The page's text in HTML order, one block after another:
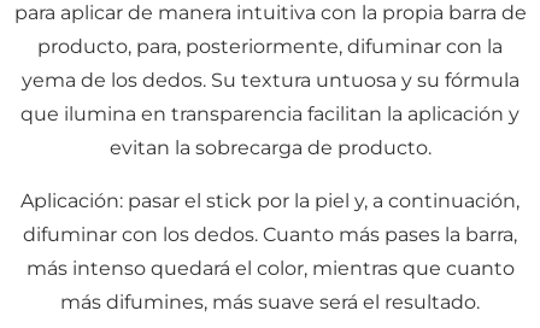
para aplicar de manera intuitiva con la propia barra de
producto, para, posteriormente, difuminar con la
yema de los dedos. Su textura untuosa y su fórmula
que ilumina en transparencia facilitan la aplicación y
evitan la sobrecarga de producto.
Aplicación: pasar el stick por la piel y, a continuación,
difuminar con los dedos. Cuanto más pases la barra,
más intenso quedará el color, mientras que cuanto
más difumines, más suave será el resultado.